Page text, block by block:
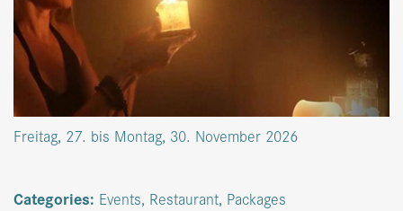
Freitag, 27. bis Montag, 30. November 2026
Categories: Events, Restaurant, Packages